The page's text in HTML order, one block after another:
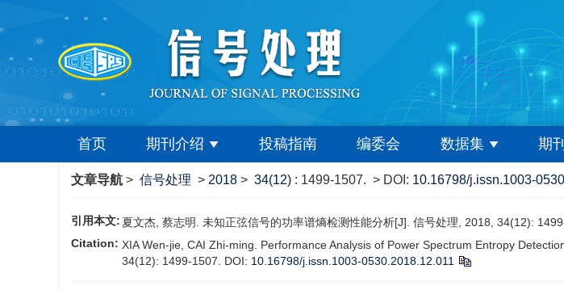
首页 期刊介绍 投稿指南 编委会 数据集 期
文章导航 > 信号处理 > 2018 > 34(12) : 1499-1507. > DOI: 10.16798/j.issn.1003-
引用本文: 夏文杰, 蔡志明. 未知正弦信号的功率谱熵检测性能分析[J]. 信号处理, 2018, 34(12):
Citation: XIA Wen-jie, CAI Zhi-ming. Performance Analysis of Power Spectrum Entropy
34(12): 1499-1507. DOI: 10.16798/j.issn.1003-0530.2018.12.011